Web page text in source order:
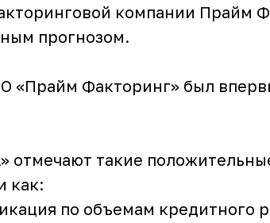
компании Прайм
прогнозом.
«Прайм Факторинг» был
отмечают такие
как:
по объемам кредитного